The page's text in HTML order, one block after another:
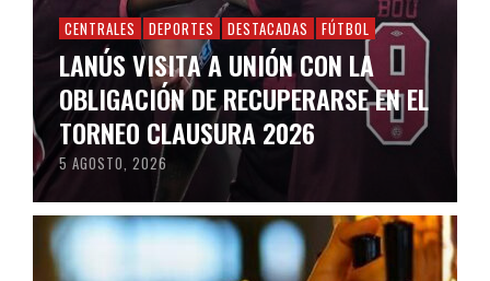
CENTRALES DEPORTES DESTACADAS FÚTBOL
LANÚS VISITA A UNIÓN CON LA
OBLIGACIÓN DE RECUPERARSE EN EL
TORNEO CLAUSURA 2026
5 AGOSTO, 2026